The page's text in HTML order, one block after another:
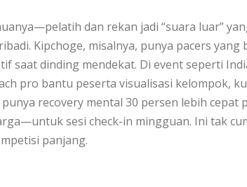
dan rekan jadi “suara luar”
Kipchoge, misalnya, punya pacers
saat dinding mendekat. Di event seperti
pro bantu peserta visualisasi kelompok,
recovery mental 30 persen lebih cepat
sesi check-in mingguan. Ini tak
panjang.